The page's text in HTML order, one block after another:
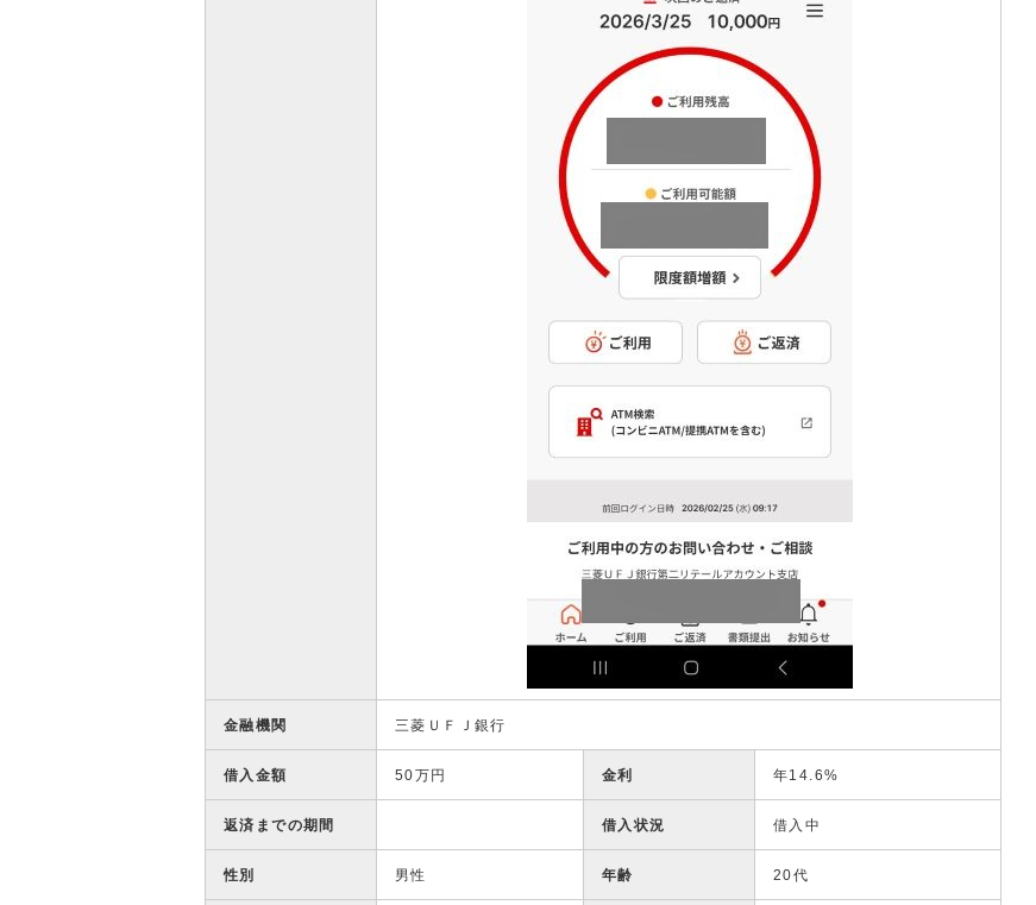
金融機関 三菱ＵＦＪ銀行
借入金額 50万円 金利 年14.6%
返済までの期間 借入状況 借入中
性別 男性 年齢 20代